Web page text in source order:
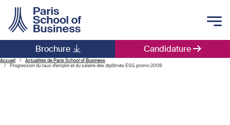
Candidature
Brochure
Main navigation
Accueil
Actualités de Paris School of Business
Progression du taux d'emploi et du salaire des diplômés ESG promo 2008